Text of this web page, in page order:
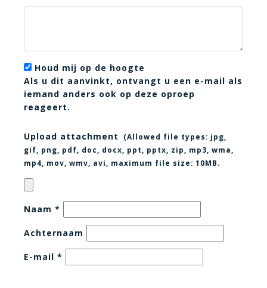
Houd mij op de hoogte
Als u dit aanvinkt, ontvangt u een e-mail als
iemand anders ook op deze oproep
reageert.
Upload attachment (Allowed file types: jpg,
gif, png, pdf, doc, docx, ppt, pptx, zip, mp3, wma,
mp4, mov, wmv, avi
, maximum file size: 10MB.
Naam *
Achternaam
E-mail *